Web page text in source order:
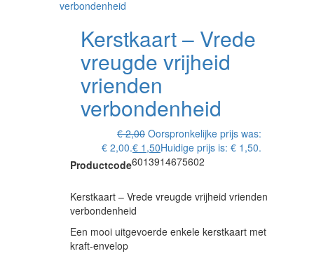
Kerstkaart – Vrede
vreugde vrijheid
vrienden
verbondenheid
€2,00 Oorspronkelijke prijs was:
€ 2,00.€ 1,50Huidige prijs is: € 1,50.
Productcode6013914675602
Kerstkaart – Vrede vreugde vrijheid vrienden
verbondenheid
Een mooi uitgevoerde enkele kerstkaart met
kraft-envelop